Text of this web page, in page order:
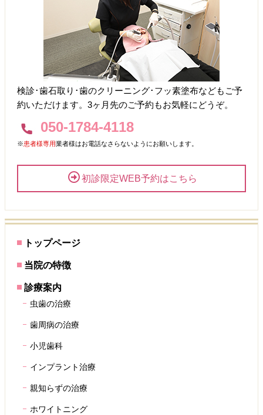
検診･歯石取り･歯のクリーニング･フッ素塗布などもご予
約いただけます。3ヶ月先のご予約もお気軽にどうぞ。
050-1784-4118
※患者様専用業者様はお電話なさらないようにお願いします。
初診限定WEB予約はこちら
トップページ
当院の特徴
診療案内
虫歯の治療
歯周病の治療
小児歯科
インプラント治療
親知らずの治療
ホワイトニング